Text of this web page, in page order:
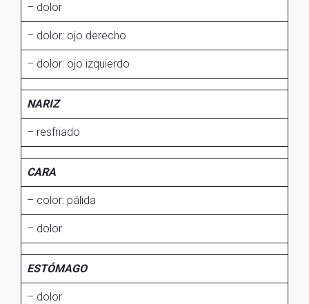
– dolor
– dolor: ojo derecho
– dolor: ojo izquierdo
NARIZ
– resfriado
CARA
– color: pálida
– dolor
ESTÓMAGO
– dolor